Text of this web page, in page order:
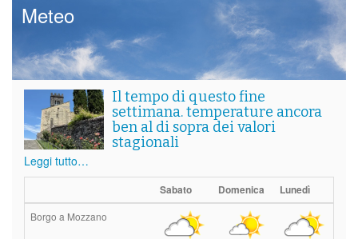
Meteo
Il tempo di questo fine
settimana. temperature ancora
ben al di sopra dei valori
stagionali
Leggi tutto…
Sabato Domenica Lunedì
Borgo a Mozzano